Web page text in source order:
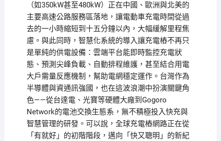
（如350kW甚至480kW）正在中國、歐洲與北美的
主要高速公路服務區落地，讓電動車充電時間從過
去的一小時縮短到十五分鐘以內，大幅緩解里程焦
慮。與此同時，智慧化系統的導入讓充電樁不再只
是單純的供電設備：雲端平台能即時監控充電狀
態、預測尖峰負載、自動排程維護，甚至結合用電
大戶需量反應機制，幫助電網穩定運作。台灣作為
半導體與資通訊強國，也在這波浪潮中扮演關鍵角
色——從台達電、光寶等硬體大廠到Gogoro
Network的電池交換生態系，無不積極投入快充與
智慧管理的研發。可以說，全球充電樁網路正在從
「有就好」的初階階段，邁向「快又聰明」的新紀